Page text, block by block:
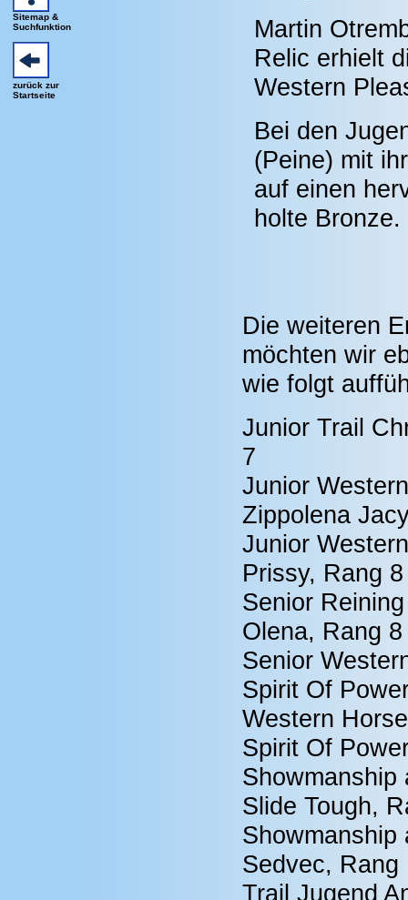
Sitemap &
Suchfunktion
zurück zur
Startseite
Martin
Relic erhielt
Western
Bei den
(Peine) mit
auf einen
holte Bronze.
Die weiteren
möchten wir
wie folgt
Junior Trail
7
Junior
Zippolena
Junior
Prissy, Rang 8
Senior
Olena, Rang 8
Senior
Spirit Of
Western
Spirit Of
Showmanship
Slide Tough,
Showmanship
Sedvec, Rang
Trail Jugend